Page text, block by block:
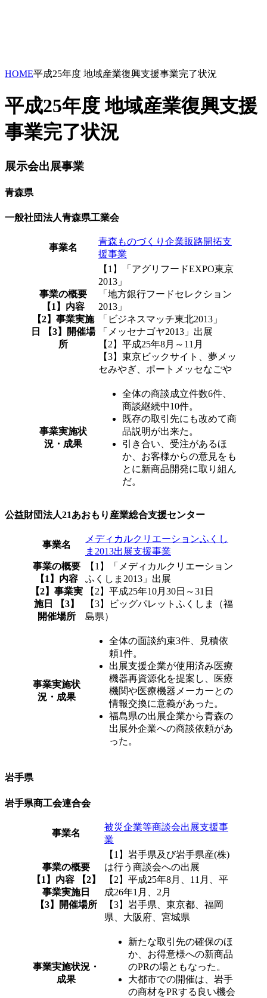
HOME平成25年度 地域産業復興支援事業完了状況
平成25年度 地域産業復興支援
事業完了状況
展示会出展事業
青森県
一般社団法人青森県工業会
事業名
青森ものづくり企業販路開拓支
援事業
事業の概要
【1】内容
【2】事業実施
日 【3】開催場
所
【1】「アグリフードEXPO東京
2013」
「地方銀行フードセレクション
2013」
「ビジネスマッチ東北2013」
「メッセナゴヤ2013」出展
【2】平成25年8月～11月
【3】東京ビックサイト、夢メッ
セみやぎ、ポートメッセなごや
事業実施状
況・成果
全体の商談成立件数6件、
商談継続中10件。
既存の取引先にも改めて商
品説明が出来た。
引き合い、受注があるほ
か、お客様からの意見をも
とに新商品開発に取り組ん
だ。
公益財団法人21あおもり産業総合支援センター
事業名
メディカルクリエーションふくし
ま2013出展支援事業
事業の概要
【1】内容
【2】事業実
施日 【3】
開催場所
【1】「メディカルクリエーション
ふくしま2013」出展
【2】平成25年10月30日～31日
【3】ビッグパレットふくしま（福
島県）
事業実施状
況・成果
全体の面談約束3件、見積依
頼1件。
出展支援企業が使用済み医療
機器再資源化を提案し、医療
機関や医療機器メーカーとの
情報交換に意義があった。
福島県の出展企業から青森の
出展外企業への商談依頼があ
った。
岩手県
岩手県商工会連合会
事業名
被災企業等商談会出展支援事
業
事業の概要
【1】内容 【2】
事業実施日
【3】開催場所
【1】岩手県及び岩手県産(株)
は行う商談会への出展
【2】平成25年8月、11月、平
成26年1月、2月
【3】岩手県、東京都、福岡
県、大阪府、宮城県
事業実施状況・
成果
新たな取引先の確保のほ
か、お得意様への新商品
のPRの場ともなった。
大都市での開催は、岩手
の商材をPRする良い機会